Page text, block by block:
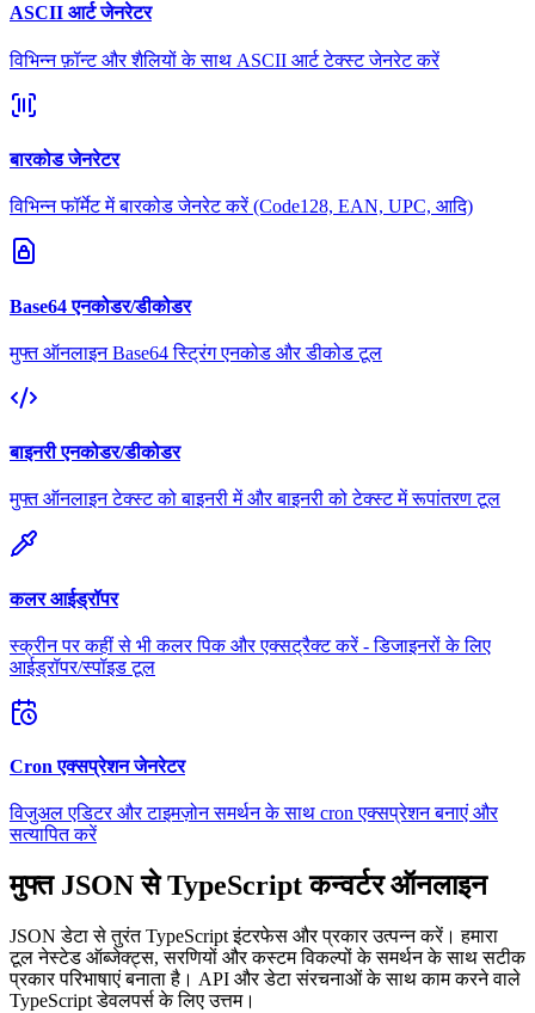
ASCII आर्ट जेनरेटर
विभिन्न फ़ॉन्ट और शैलियों के साथ ASCII आर्ट टेक्स्ट जेनरेट करें
बारकोड जेनरेटर
विभिन्न फॉर्मेट में बारकोड जेनरेट करें (Code128, EAN, UPC, आदि)
Base64 एनकोडर/डीकोडर
मुफ्त ऑनलाइन Base64 स्ट्रिंग एनकोड और डीकोड टूल
बाइनरी एनकोडर/डीकोडर
मुफ्त ऑनलाइन टेक्स्ट को बाइनरी में और बाइनरी को टेक्स्ट में रूपांतरण टूल
कलर आईड्रॉपर
स्क्रीन पर कहीं से भी कलर पिक और एक्सट्रैक्ट करें - डिजाइनरों के लिए
आईड्रॉपर/स्पॉइड टूल
Cron एक्सप्रेशन जेनरेटर
विजुअल एडिटर और टाइमज़ोन समर्थन के साथ cron एक्सप्रेशन बनाएं और
सत्यापित करें
मुफ्त JSON से TypeScript कन्वर्टर ऑनलाइन
JSON डेटा से तुरंत TypeScript इंटरफेस और प्रकार उत्पन्न करें। हमारा
टूल नेस्टेड ऑब्जेक्ट्स, सरणियों और कस्टम विकल्पों के समर्थन के साथ सटीक
प्रकार परिभाषाएं बनाता है। API और डेटा संरचनाओं के साथ काम करने वाले
TypeScript डेवलपर्स के लिए उत्तम।